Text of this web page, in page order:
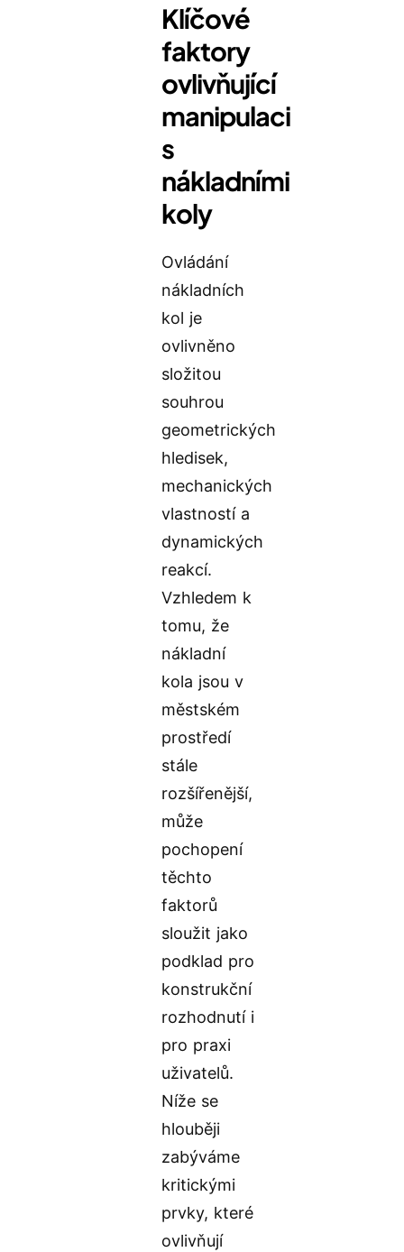
Klíčové
faktory
ovlivňující
manipulaci
s
nákladními
koly
Ovládání
nákladních
kol je
ovlivněno
složitou
souhrou
geometrických
hledisek,
mechanických
vlastností a
dynamických
reakcí.
Vzhledem k
tomu, že
nákladní
kola jsou v
městském
prostředí
stále
rozšířenější,
může
pochopení
těchto
faktorů
sloužit jako
podklad pro
konstrukční
rozhodnutí i
pro praxi
uživatelů.
Níže se
hlouběji
zabýváme
kritickými
prvky, které
ovlivňují